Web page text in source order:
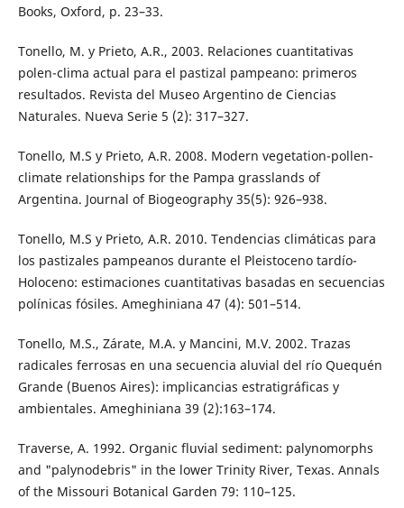
Books, Oxford, p. 23–33.
Tonello, M. y Prieto, A.R., 2003. Relaciones cuantitativas
polen-clima actual para el pastizal pampeano: primeros
resultados. Revista del Museo Argentino de Ciencias
Naturales. Nueva Serie 5 (2): 317–327.
Tonello, M.S y Prieto, A.R. 2008. Modern vegetation-pollen-
climate relationships for the Pampa grasslands of
Argentina. Journal of Biogeography 35(5): 926–938.
Tonello, M.S y Prieto, A.R. 2010. Tendencias climáticas para
los pastizales pampeanos durante el Pleistoceno tardío-
Holoceno: estimaciones cuantitativas basadas en secuencias
polínicas fósiles. Ameghiniana 47 (4): 501–514.
Tonello, M.S., Zárate, M.A. y Mancini, M.V. 2002. Trazas
radicales ferrosas en una secuencia aluvial del río Quequén
Grande (Buenos Aires): implicancias estratigráficas y
ambientales. Ameghiniana 39 (2):163–174.
Traverse, A. 1992. Organic fluvial sediment: palynomorphs
and "palynodebris" in the lower Trinity River, Texas. Annals
of the Missouri Botanical Garden 79: 110–125.